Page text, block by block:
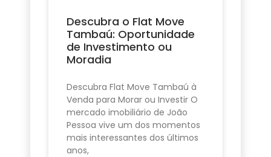
Descubra o Flat Move
Tambaú: Oportunidade
de Investimento ou
Moradia
Descubra Flat Move Tambaú à
Venda para Morar ou Investir O
mercado imobiliário de João
Pessoa vive um dos momentos
mais interessantes dos últimos
anos,